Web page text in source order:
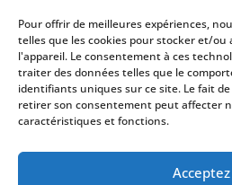
Pour offrir de meilleures expériences,
telles que les cookies pour stocker et/
l'appareil. Le consentement à ces
traiter des données telles que le
identifiants uniques sur ce site. Le fait
retirer son consentement peut affecter
caractéristiques et fonctions.
Acceptez
Nos